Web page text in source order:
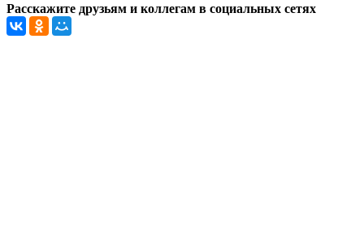
Расскажите друзьям и коллегам в социальных сетях